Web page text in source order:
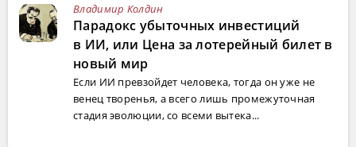
Владимир Колдин
Парадокс убыточных инвестиций
в ИИ, или Цена за лотерейный билет в
новый мир
Если ИИ превзойдет человека, тогда он уже не
венец творенья, а всего лишь промежуточная
стадия эволюции, со всеми вытека...